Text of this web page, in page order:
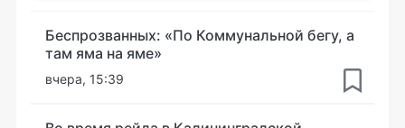
Беспрозванных: «По Коммунальной бегу, а
там яма на яме»
вчера, 15:39